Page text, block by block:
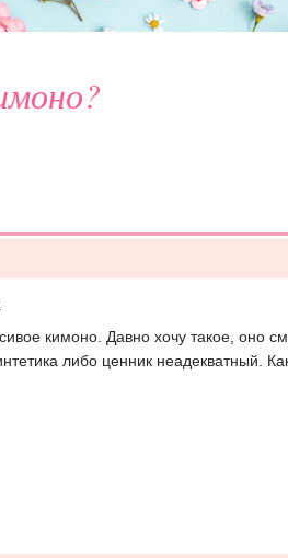
кимоно. Давно хочу такое, оно
либо ценник неадекватный.